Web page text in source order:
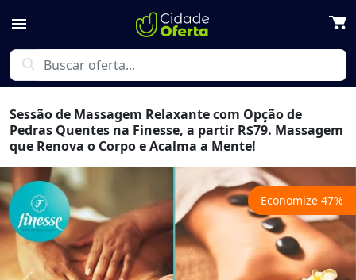
menu
search
Sessão de Massagem Relaxante com Opção de
Pedras Quentes na Finesse, a partir R$79. Massagem
que Renova o Corpo e Acalma a Mente!
Economize 47%